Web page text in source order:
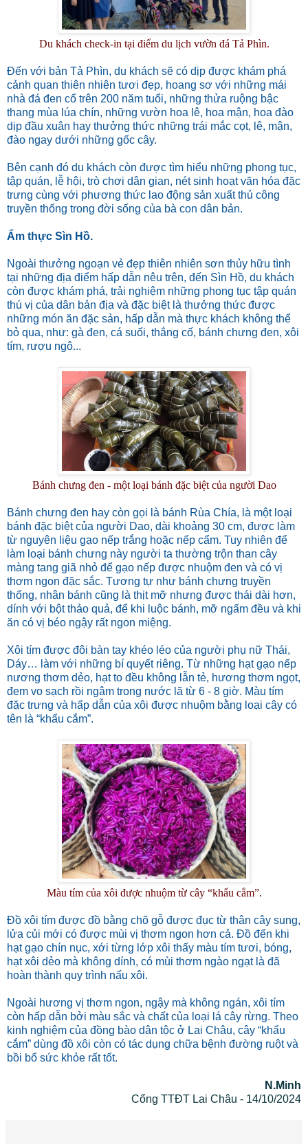
Du khách check-in tại điểm du lịch vườn đá Tả Phìn.
Đến với bản Tả Phìn, du khách sẽ có dịp được khám phá
cảnh quan thiên nhiên tươi đẹp, hoang sơ với những mái
nhà đá đen cổ trên 200 năm tuổi, những thửa ruộng bậc
thang mùa lúa chín, những vườn hoa lê, hoa mận, hoa đào
dịp đầu xuân hay thưởng thức những trái mắc cọt, lê, mận,
đào ngay dưới những gốc cây.
Bên cạnh đó du khách còn được tìm hiểu những phong tục,
tập quán, lễ hội, trò chơi dân gian, nét sinh hoạt văn hóa đặc
trưng cùng với phương thức lao động sản xuất thủ công
truyền thống trong đời sống của bà con dân bản.
Ẩm thực Sìn Hồ.
Ngoài thưởng ngoạn vẻ đẹp thiên nhiên sơn thủy hữu tình
tại những địa điểm hấp dẫn nêu trên, đến Sìn Hồ, du khách
còn được khám phá, trải nghiệm những phong tục tập quán
thú vị của dân bản địa và đặc biệt là thưởng thức được
những món ăn đặc sản, hấp dẫn mà thực khách không thể
bỏ qua, như: gà đen, cá suối, thắng cố, bánh chưng đen, xôi
tím, rượu ngô...
Bánh chưng đen - một loại bánh đặc biệt của người Dao
Bánh chưng đen hay còn gọi là bánh Rùa Chía, là một loại
bánh đặc biệt của người Dao, dài khoảng 30 cm, được làm
từ nguyên liệu gạo nếp trắng hoặc nếp cẩm. Tuy nhiên để
làm loại bánh chưng này người ta thường trộn than cây
màng tang giã nhỏ để gạo nếp được nhuộm đen và có vị
thơm ngon đặc sắc. Tương tự như bánh chưng truyền
thống, nhân bánh cũng là thịt mỡ nhưng được thái dài hơn,
dính với bột thảo quả, để khi luộc bánh, mỡ ngấm đều và khi
ăn có vị béo ngậy rất ngon miệng.
Xôi tím được đôi bàn tay khéo léo của người phụ nữ Thái,
Dáy… làm với những bí quyết riêng. Từ những hạt gạo nếp
nương thơm dẻo, hạt to đều không lẫn tẻ, hương thơm ngọt,
đem vo sạch rồi ngâm trong nước lã từ 6 - 8 giờ. Màu tím
đặc trưng và hấp dẫn của xôi được nhuộm bằng loại cây có
tên là “khẩu cắm”.
Màu tím của xôi được nhuộm từ cây “khẩu cắm”.
Đồ xôi tím được đồ bằng chõ gỗ được đục từ thân cây sung,
lửa củi mới có được mùi vị thơm ngon hơn cả. Đồ đến khi
hạt gạo chín nục, xới từng lớp xôi thấy màu tím tươi, bóng,
hạt xôi dẻo mà không dính, có mùi thơm ngào ngạt là đã
hoàn thành quy trình nấu xôi.
Ngoài hương vị thơm ngon, ngậy mà không ngán, xôi tím
còn hấp dẫn bởi màu sắc và chất của loại lá cây rừng. Theo
kinh nghiệm của đồng bào dân tộc ở Lai Châu, cây “khẩu
cắm” dùng đồ xôi còn có tác dụng chữa bệnh đường ruột và
bồi bổ sức khỏe rất tốt.
N.Minh
Cổng TTĐT Lai Châu - 14/10/2024